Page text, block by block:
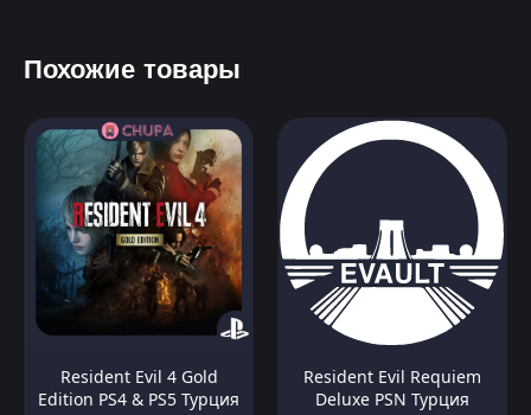
Похожие товары
Resident Evil 4 Gold
Edition PS4 & PS5 Турция
Resident Evil Requiem
Deluxe PSN Турция